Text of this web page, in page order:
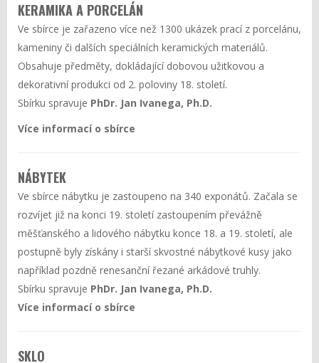
KERAMIKA A PORCELÁN
Ve sbírce je zařazeno více než 1300 ukázek prací z porcelánu,
kameniny či dalších speciálních keramických materiálů.
Obsahuje předměty, dokládající dobovou užitkovou a
dekorativní produkci od 2. poloviny 18. století.
Sbírku spravuje PhDr. Jan Ivanega, Ph.D.
Více informací o sbírce
NÁBYTEK
Ve sbírce nábytku je zastoupeno na 340 exponátů. Začala se
rozvíjet již na konci 19. století zastoupením převážně
měšťanského a lidového nábytku konce 18. a 19. století, ale
postupně byly získány i starší skvostné nábytkové kusy jako
například pozdně renesanční řezané arkádové truhly.
Sbírku spravuje PhDr. Jan Ivanega, Ph.D.
Více informací o sbírce
SKLO